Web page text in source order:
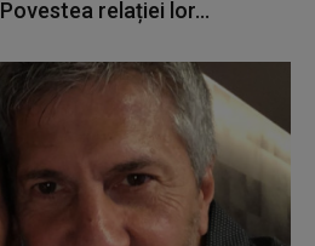
relației lor...